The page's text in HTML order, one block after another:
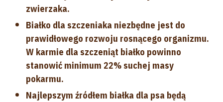
zwierzaka.
Białko dla szczeniaka niezbędne jest do
prawidłowego rozwoju rosnącego organizmu.
W karmie dla szczeniąt białko powinno
stanowić minimum 22% suchej masy
pokarmu.
Najlepszym źródłem białka dla psa będą